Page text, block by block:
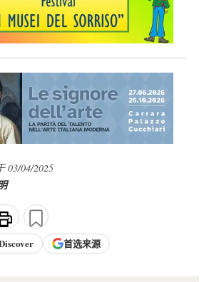
03/04/2025
首选来源